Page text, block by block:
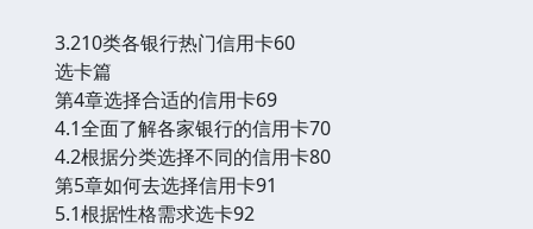
3.210类各银行热门信用卡60
选卡篇
第4章选择合适的信用卡69
4.1全面了解各家银行的信用卡70
4.2根据分类选择不同的信用卡80
第5章如何去选择信用卡91
5.1根据性格需求选卡92